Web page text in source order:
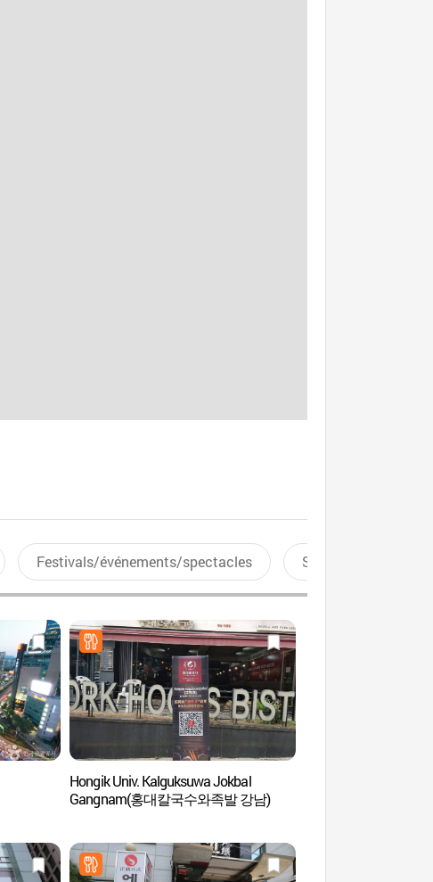
Festivals/événements/spectacles Sports aquatiques
Hongik Univ. Kalguksuwa Jokbal
Gangnam(홍대칼국수와족발 강남)